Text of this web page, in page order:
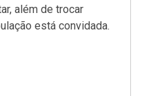
além de trocar
está convidada.